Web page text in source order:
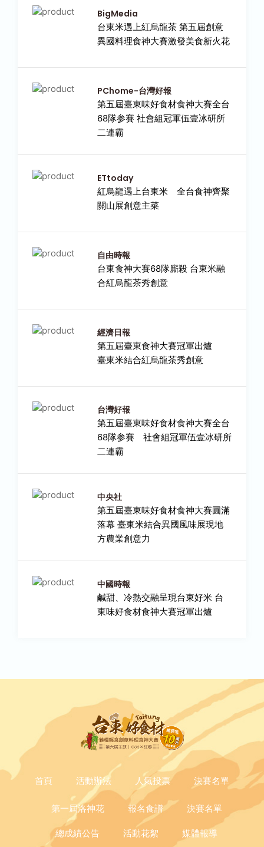
BigMedia
台東米遇上紅烏龍茶 第五屆創意
異國料理食神大賽激發美食新火花
PChome-台灣好報
第五屆臺東味好食材食神大賽全台
68隊参賽 社會組冠軍伍壹冰研所
二連霸
ETtoday
紅烏龍遇上台東米 全台食神齊聚
關山展創意主菜
自由時報
台東食神大賽68隊廝殺 台東米融
合紅烏龍茶秀創意
經濟日報
第五屆臺東食神大賽冠軍出爐
臺東米結合紅烏龍茶秀創意
台灣好報
第五屆臺東味好食材食神大賽全台
68隊参賽 社會組冠軍伍壹冰研所
二連霸
中央社
第五屆臺東味好食材食神大賽圓滿
落幕 臺東米結合異國風味展現地
方農業創意力
中國時報
鹹甜、冷熱交融呈現台東好米 台
東味好食材食神大賽冠軍出爐
首頁 活動辦法 人氣投票 決賽名單
第一屆洛神花 報名食譜 決賽名單
總成績公告 活動花絮 媒體報導